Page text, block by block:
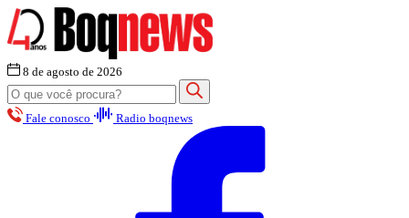
8 de agosto de 2026
Fale conosco Radio boqnews